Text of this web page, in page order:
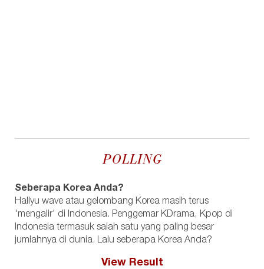
POLLING
Seberapa Korea Anda?
Hallyu wave atau gelombang Korea masih terus
'mengalir' di Indonesia. Penggemar KDrama, Kpop di
Indonesia termasuk salah satu yang paling besar
jumlahnya di dunia. Lalu seberapa Korea Anda?
View Result